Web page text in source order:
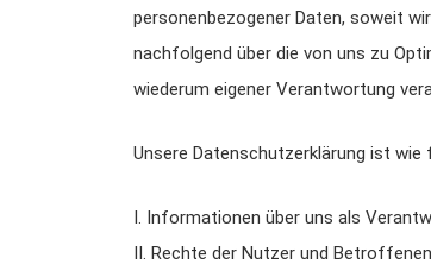
personenbezogener Daten, soweit
nachfolgend über die von uns zu
wiederum eigener Verantwortung
Unsere Datenschutzerklärung ist wie
I. Informationen über uns als
II. Rechte der Nutzer und Betroffenen